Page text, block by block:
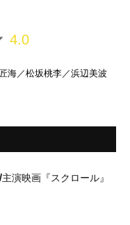
4.0
海／松坂桃李／浜辺美波
演映画『スクロール』